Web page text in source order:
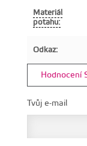
Materiál
potahu:
Odkaz:
Hodnocení
Tvůj e-mail